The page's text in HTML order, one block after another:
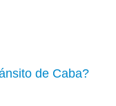
de Caba?